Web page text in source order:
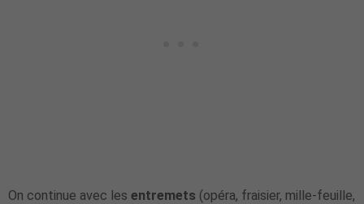
On continue avec les entremets (opéra, fraisier, mille-feuille,